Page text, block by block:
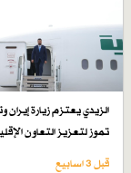
الزيدي يعتزم زيارة إيران
تموز لتعزيز التعاون
قبل 3 اسابیع